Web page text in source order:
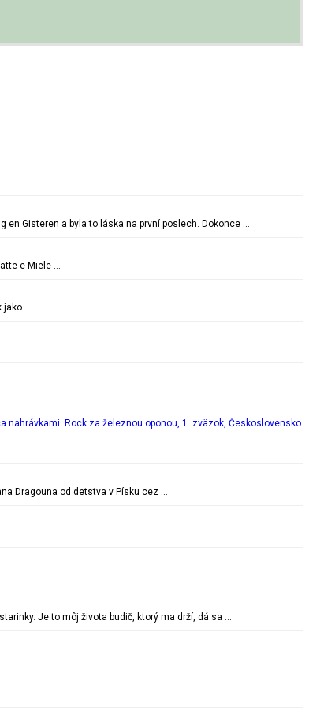
Gisteren a byla to láska na první poslech. Dokonce …
e Miele …
…
nahrávkami: Rock za železnou oponou, 1. zväzok, Československo
Dragouna od detstva v Písku cez …
Je to môj života budič, ktorý ma drží, dá sa …